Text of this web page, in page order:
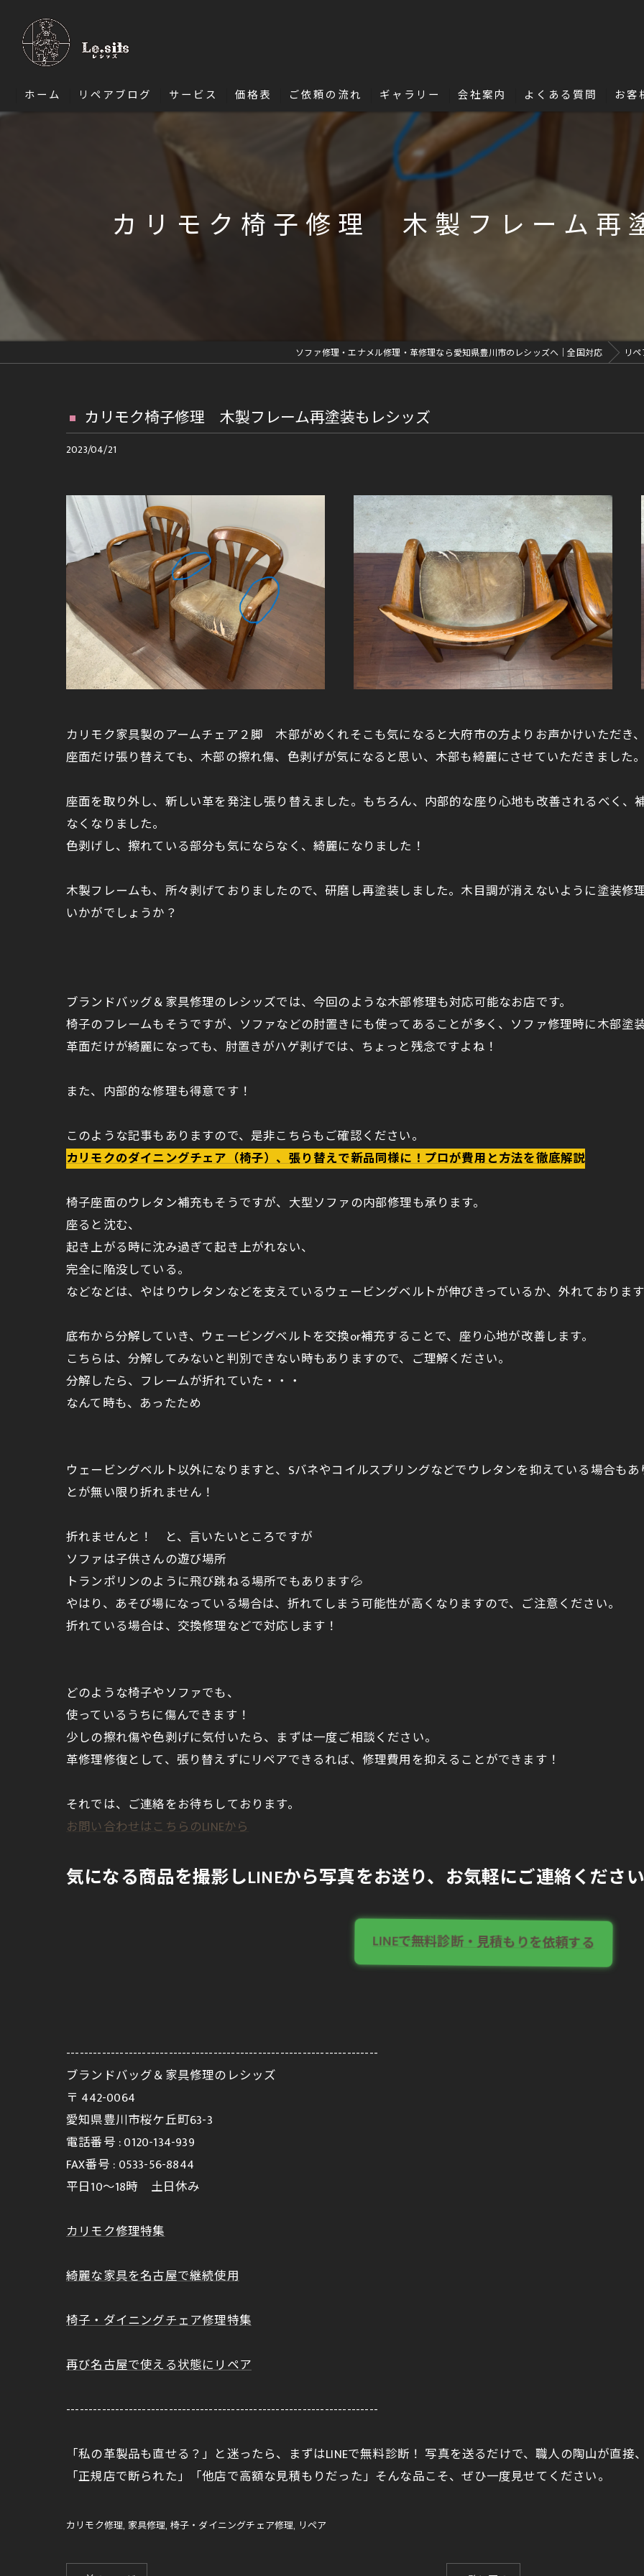
ホーム リペアブログ サービス
バッグ修理
車内装部品修理
再メッキ等金具修理
価格表 ご依頼の流れ ギャラリー 会社案内
名古屋・浜松で革修理の独立・開業を目
よくある質問 お客
カリモク椅子修理 木製フレーム再
ソファ修理・エナメル修理・革修理なら愛知県豊川市のレシッズへ｜全国対応 リ
カリモク椅子修理 木製フレーム再塗装もレシッズ
2023/04/21
カリモク家具製のアームチェア２脚 木部がめくれそこも気になると大府市の方よりお声かけいただき
座面だけ張り替えても、木部の擦れ傷、色剥げが気になると思い、木部も綺麗にさせていただきました
座面を取り外し、新しい革を発注し張り替えました。もちろん、内部的な座り心地も改善されるべく
なくなりました。
色剥げし、擦れている部分も気にならなく、綺麗になりました！
木製フレームも、所々剥げておりましたので、研磨し再塗装しました。木目調が消えないように塗装修
いかがでしょうか？
ブランドバッグ＆家具修理のレシッズでは、今回のような木部修理も対応可能なお店です。
椅子のフレームもそうですが、ソファなどの肘置きにも使ってあることが多く、ソファ修理時に木部塗
革面だけが綺麗になっても、肘置きがハゲ剥げでは、ちょっと残念ですよね！
また、内部的な修理も得意です！
このような記事もありますので、是非こちらもご確認ください。
カリモクのダイニングチェア（椅子）、張り替えで新品同様に！プロが費用と方法を徹底解説
椅子座面のウレタン補充もそうですが、大型ソファの内部修理も承ります。
座ると沈む、
起き上がる時に沈み過ぎて起き上がれない、
完全に陥没している。
などなどは、やはりウレタンなどを支えているウェービングベルトが伸びきっているか、外れておりま
底布から分解していき、ウェービングベルトを交換or補充することで、座り心地が改善します。
こちらは、分解してみないと判別できない時もありますので、ご理解ください。
分解したら、フレームが折れていた・・・
なんて時も、あったため
ウェービングベルト以外になりますと、Sバネやコイルスプリングなどでウレタンを抑えている場合も
とが無い限り折れません！
折れませんと！ と、言いたいところですが
ソファは子供さんの遊び場所
トランポリンのように飛び跳ねる場所でもあります💦
やはり、あそび場になっている場合は、折れてしまう可能性が高くなりますので、ご注意ください。
折れている場合は、交換修理などで対応します！
どのような椅子やソファでも、
使っているうちに傷んできます！
少しの擦れ傷や色剥げに気付いたら、まずは一度ご相談ください。
革修理修復として、張り替えずにリペアできるれば、修理費用を抑えることができます！
それでは、ご連絡をお待ちしております。
お問い合わせはこちらのLINEから
気になる商品を撮影しLINEから写真をお送り、お気軽にご連絡くださ
LINEで無料診断・見積もりを依頼する
----------------------------------------------------------------------
ブランドバッグ＆家具修理のレシッズ
〒 442-0064
愛知県豊川市桜ケ丘町63-3
電話番号 :0120-134-939
FAX番号 : 0533-56-8844
平日10～18時 土日休み
カリモク修理特集
綺麗な家具を名古屋で継続使用
椅子・ダイニングチェア修理特集
再び名古屋で使える状態にリペア
----------------------------------------------------------------------
「私の革製品も直せる？」と迷ったら、まずはLINEで無料診断！ 写真を送るだけで、職人の陶山が直
「正規店で断られた」「他店で高額な見積もりだった」そんな品こそ、ぜひ一度見せてください。
カリモク修理 家具修理 椅子・ダイニングチェア修理 リペア